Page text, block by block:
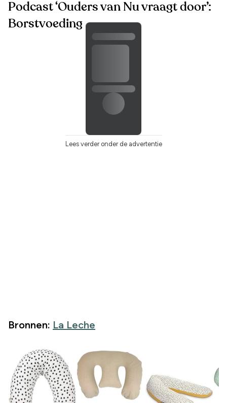
Podcast ‘Ouders van Nu vraagt door’:
Borstvoeding
Lees verder onder de advertentie
Bronnen: La Leche